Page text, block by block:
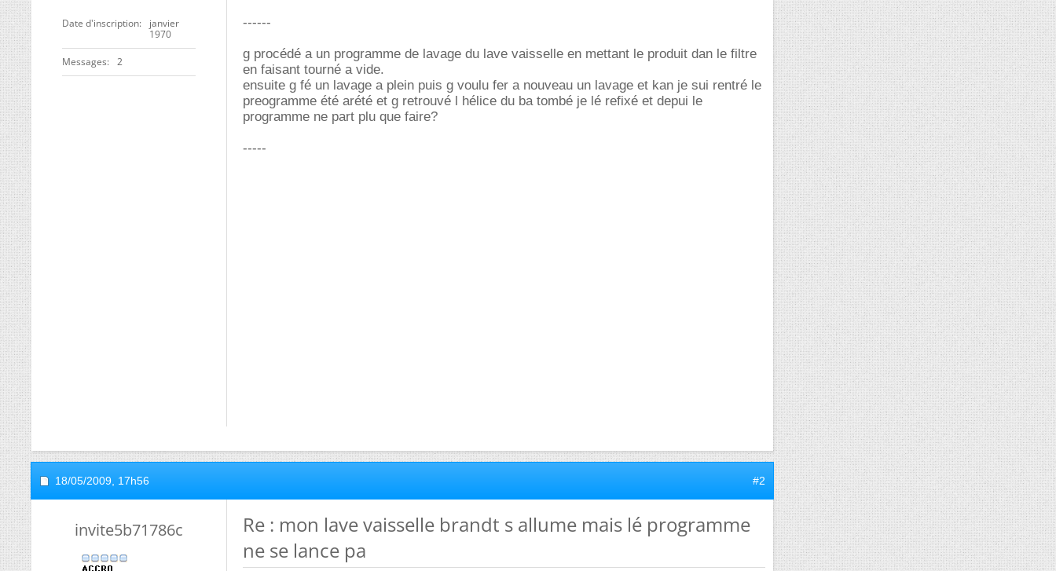
Date d'inscription
janvier
1970
Messages 2
------
g procédé a un programme de lavage du lave vaisselle en mettant le produit dan le filtre
en faisant tourné a vide.
ensuite g fé un lavage a plein puis g voulu fer a nouveau un lavage et kan je sui rentré le
preogramme été arété et g retrouvé l hélice du ba tombé je lé refixé et depui le
programme ne part plu que faire?
-----
18/05/2009, 17h56 #2
invite5b71786c
Re : mon lave vaisselle brandt s allume mais lé programme
ne se lance pa